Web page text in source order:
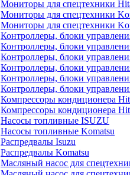
Мониторы для спецтехники
Мониторы для спецтехники
Мониторы для спецтехники
Контроллеры, блоки
Контроллеры, блоки
Контроллеры, блоки
Контроллеры, блоки
Контроллеры, блоки
Контроллеры, блоки
Компрессоры кондиционера
Компрессоры кондиционера
Насосы топливные ISUZU
Насосы топливные Komatsu
Распредвалы Isuzu
Распредвалы Komatsu
Масляный насос для